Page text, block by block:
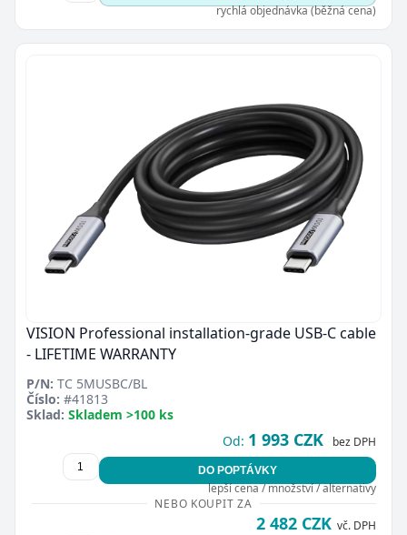
rychlá objednávka (běžná cena)
VISION Professional installation-grade USB-C cable
- LIFETIME WARRANTY
P/N: TC 5MUSBC/BL
Číslo: #41813
Sklad: Skladem >100 ks
Od: 1 993 CZK bez DPH
DO POPTÁVKY
lepší cena / množství / alternativy
NEBO KOUPIT ZA
2 482 CZK vč. DPH